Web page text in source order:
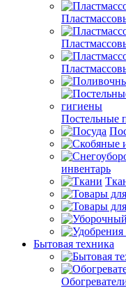
Постельные
инвентарь
Бытовая техника